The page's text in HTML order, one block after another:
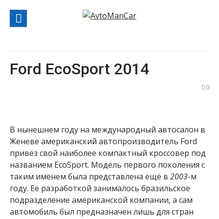
содержанию
Ford EcoSport 2014
0
В нынешнем году на международный автосалон в
Женеве американский автопроизводитель Ford
привёз свой наиболее компактный кроссовер под
названием EcoSport. Модель первого поколения с
таким именем была представлена ещё в 2003-м
году. Её разработкой занималось бразильское
подразделение американской компании, а сам
автомобиль был предназначен лишь для стран